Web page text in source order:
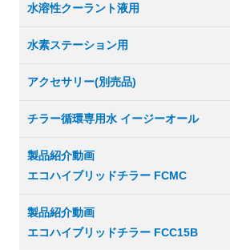
水溶性クーラント液用
水素ステーション用
アクセサリー(別売品)
チラー循環専用水 イージーオール
製品紹介動画
エコハイブリッドチラー FCMC
製品紹介動画
エコハイブリッドチラー FCC15B